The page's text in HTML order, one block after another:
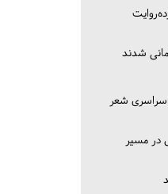
شدند
سراسری شعر
در مسیر